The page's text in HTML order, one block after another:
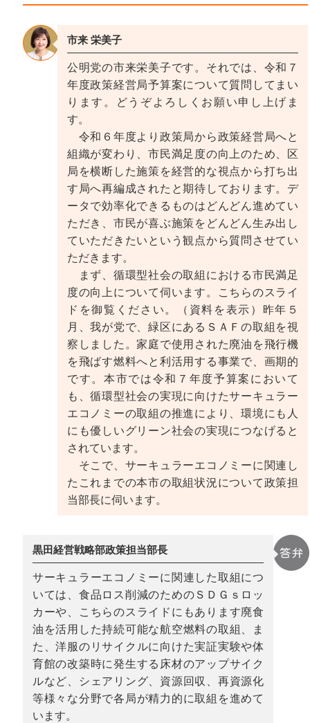
市来 栄美子
公明党の市来栄美子です。それでは、令和７
年度政策経営局予算案について質問してまい
ります。どうぞよろしくお願い申し上げま
す。
令和６年度より政策局から政策経営局へと
組織が変わり、市民満足度の向上のため、区
局を横断した施策を経営的な視点から打ち出
す局へ再編成されたと期待しております。デ
ータで効率化できるものはどんどん進めてい
ただき、市民が喜ぶ施策をどんどん生み出し
ていただきたいという観点から質問させてい
ただきます。
まず、循環型社会の取組における市民満足
度の向上について伺います。こちらのスライ
ドを御覧ください。（資料を表示）昨年５
月、我が党で、緑区にあるＳＡＦの取組を視
察しました。家庭で使用された廃油を飛行機
を飛ばす燃料へと利活用する事業で、画期的
です。本市では令和７年度予算案において
も、循環型社会の実現に向けたサーキュラー
エコノミーの取組の推進により、環境にも人
にも優しいグリーン社会の実現につなげると
されています。
そこで、サーキュラーエコノミーに関連し
たこれまでの本市の取組状況について政策担
当部長に伺います。
黒田経営戦略部政策担当部長
サーキュラーエコノミーに関連した取組につ
いては、食品ロス削減のためのＳＤＧｓロッ
カーや、こちらのスライドにもあります廃食
油を活用した持続可能な航空燃料の取組、ま
た、洋服のリサイクルに向けた実証実験や体
育館の改築時に発生する床材のアップサイク
ルなど、シェアリング、資源回収、再資源化
等様々な分野で各局が精力的に取組を進めて
います。
循環型社会推進におけるサーキュラーエコノミーの
市民参加と気候変動対策の連携強化
メタバース活用による子供支援と社会参加促進
庁内データ収集分析環境の整備状況
ネーミングライツ導入施設増加の背景
指定管理者制度における修繕の役割分担
横浜移住サイトの新コンテンツ反響
男女共同参画と防災における女性の役割
女性デジタル人材育成事業の進展状況
包括的性教育推進と次期行動計画の展望